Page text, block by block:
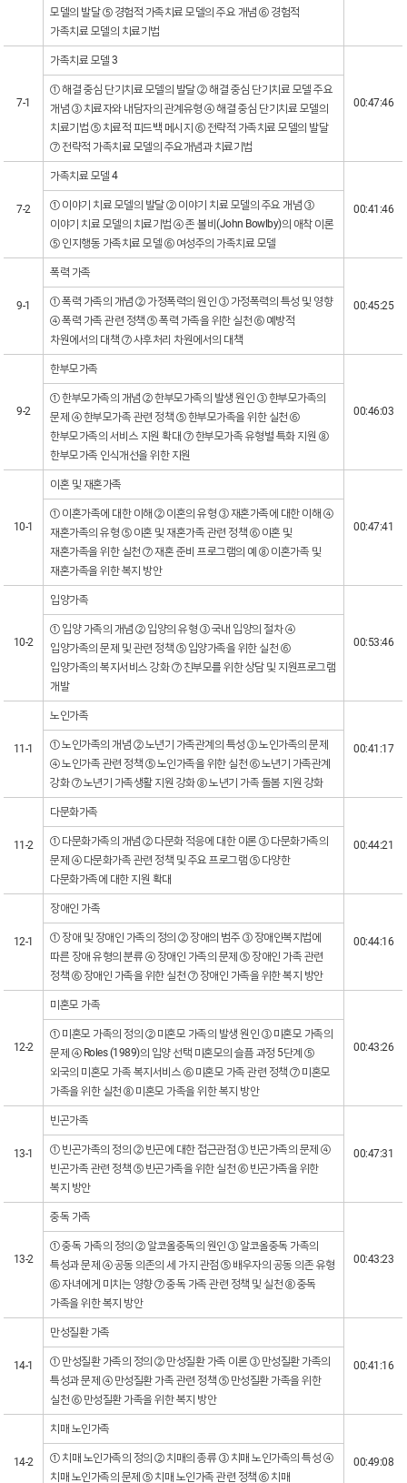
모델의 발달 ⑤ 경험적 가족치료 모델의 주요 개념 ⑥ 경험적
가족치료 모델의 치료기법
7-1
가족치료 모델 3
00:47:46
① 해결 중심 단기치료 모델의 발달 ② 해결 중심 단기치료 모델 주요
개념 ③ 치료자와 내담자의 관계유형 ④ 해결 중심 단기치료 모델의
치료기법 ⑤ 치료적 피드백 메시지 ⑥ 전략적 가족치료 모델의 발달
⑦ 전략적 가족치료 모델의 주요개념과 치료기법
7-2
가족치료 모델 4
00:41:46
① 이야기 치료 모델의 발달 ② 이야기 치료 모델의 주요 개념 ③
이야기 치료 모델의 치료기법 ④ 존 볼비(John Bowlby)의 애착 이론
⑤ 인지행동 가족치료 모델 ⑥ 여성주의 가족치료 모델
9-1
폭력 가족
00:45:25
① 폭력 가족의 개념 ② 가정폭력의 원인 ③ 가정폭력의 특성 및 영향
④ 폭력 가족 관련 정책 ⑤ 폭력 가족을 위한 실천 ⑥ 예방적
차원에서의 대책 ⑦ 사후처리 차원에서의 대책
9-2
한부모가족
00:46:03
① 한부모가족의 개념 ② 한부모가족의 발생 원인 ③ 한부모가족의
문제 ④ 한부모가족 관련 정책 ⑤ 한부모가족을 위한 실천 ⑥
한부모가족의 서비스 지원 확대 ⑦ 한부모가족 유형별 특화 지원 ⑧
한부모가족 인식개선을 위한 지원
10-1
이혼 및 재혼가족
00:47:41
① 이혼가족에 대한 이해 ② 이혼의 유형 ③ 재혼가족에 대한 이해 ④
재혼가족의 유형 ⑤ 이혼 및 재혼가족 관련 정책 ⑥ 이혼 및
재혼가족을 위한 실천 ⑦ 재혼 준비 프로그램의 예 ⑧ 이혼가족 및
재혼가족을 위한 복지 방안
10-2
입양가족
00:53:46
① 입양 가족의 개념 ② 입양의 유형 ③ 국내 입양의 절차 ④
입양가족의 문제 및 관련 정책 ⑤ 입양가족을 위한 실천 ⑥
입양가족의 복지서비스 강화 ⑦ 친부모를 위한 상담 및 지원프로그램
개발
11-1
노인가족
00:41:17
① 노인가족의 개념 ② 노년기 가족관계의 특성 ③ 노인가족의 문제
④ 노인가족 관련 정책 ⑤ 노인가족을 위한 실천 ⑥ 노년기 가족관계
강화 ⑦ 노년기 가족생활 지원 강화 ⑧ 노년기 가족 돌봄 지원 강화
11-2
다문화가족
00:44:21
① 다문화가족의 개념 ② 다문화 적응에 대한 이론 ③ 다문화가족의
문제 ④ 다문화가족 관련 정책 및 주요 프로그램 ⑤ 다양한
다문화가족에 대한 지원 확대
12-1
장애인 가족
00:44:16
① 장애 및 장애인 가족의 정의 ② 장애의 범주 ③ 장애인복지법에
따른 장애 유형의 분류 ④ 장애인 가족의 문제 ⑤ 장애인 가족 관련
정책 ⑥ 장애인 가족을 위한 실천 ⑦ 장애인 가족을 위한 복지 방안
12-2
미혼모 가족
00:43:26
① 미혼모 가족의 정의 ② 미혼모 가족의 발생 원인 ③ 미혼모 가족의
문제 ④ Roles (1989)의 입양 선택 미혼모의 슬픔 과정 5단계 ⑤
외국의 미혼모 가족 복지서비스 ⑥ 미혼모 가족 관련 정책 ⑦ 미혼모
가족을 위한 실천 ⑧ 미혼모 가족을 위한 복지 방안
13-1
빈곤가족
00:47:31
① 빈곤가족의 정의 ② 빈곤에 대한 접근관점 ③ 빈곤가족의 문제 ④
빈곤가족 관련 정책 ⑤ 빈곤가족을 위한 실천 ⑥ 빈곤가족을 위한
복지 방안
13-2
중독 가족
00:43:23
① 중독 가족의 정의 ② 알코올중독의 원인 ③ 알코올중독 가족의
특성과 문제 ④ 공동 의존의 세 가지 관점 ⑤ 배우자의 공동 의존 유형
⑥ 자녀에게 미치는 영향 ⑦ 중독 가족 관련 정책 및 실천 ⑧ 중독
가족을 위한 복지 방안
14-1
만성질환 가족
00:41:16
① 만성질환 가족의 정의 ② 만성질환 가족 이론 ③ 만성질환 가족의
특성과 문제 ④ 만성질환 가족 관련 정책 ⑤ 만성질환 가족을 위한
실천 ⑥ 만성질환 가족을 위한 복지 방안
14-2
치매 노인가족
00:49:08
① 치매 노인가족의 정의 ② 치매의 종류 ③ 치매 노인가족의 특성 ④
치매 노인가족의 문제 ⑤ 치매 노인가족 관련 정책 ⑥ 치매